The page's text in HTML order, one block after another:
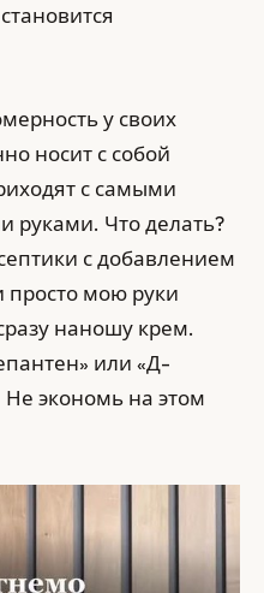
у своих
носит с собой
с самыми
руками. Что делать?
с добавлением
просто мою руки
наношу крем.
или «Д-
экономь на этом